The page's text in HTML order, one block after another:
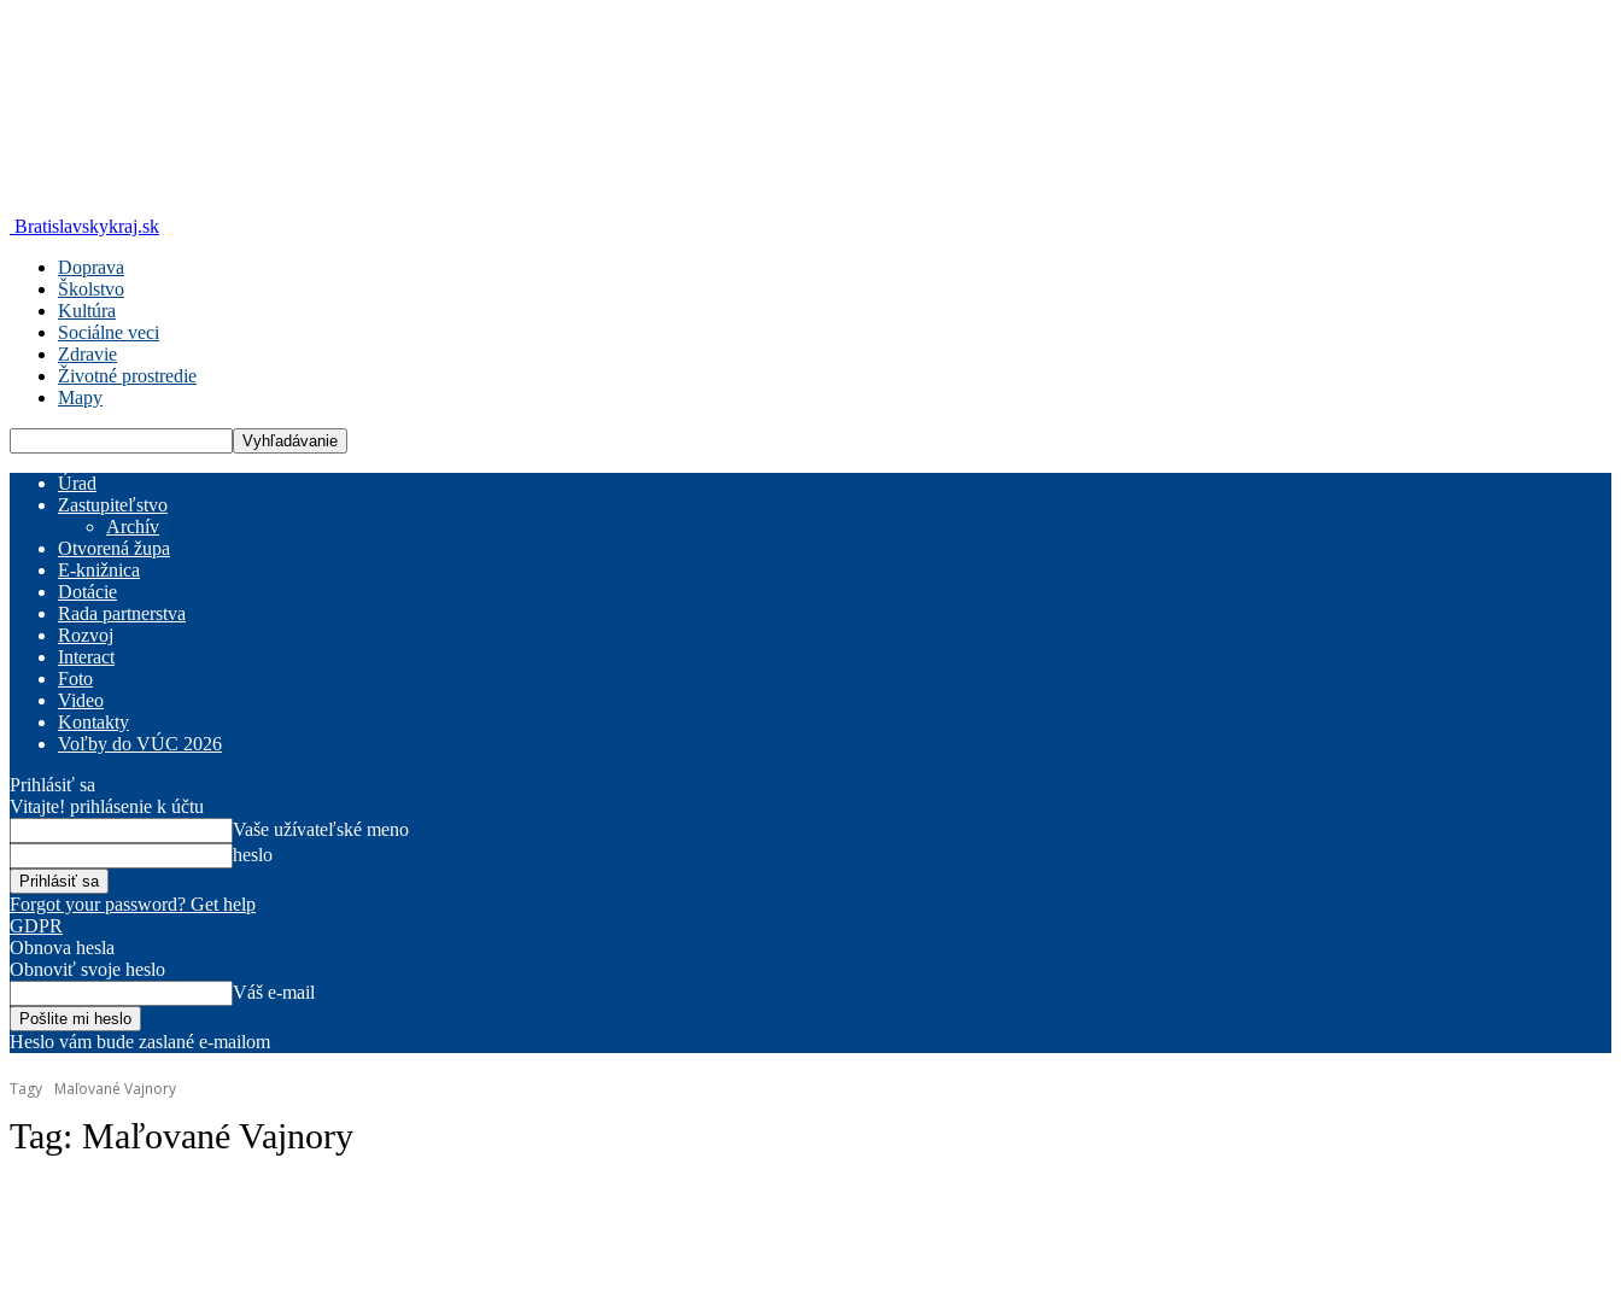
Bratislavskykraj.sk
Doprava
Školstvo
Kultúra
Sociálne veci
Zdravie
Životné prostredie
Mapy
Úrad
Zastupiteľstvo
Archív
Otvorená župa
E-knižnica
Dotácie
Rada partnerstva
Rozvoj
Interact
Foto
Video
Kontakty
Voľby do VÚC 2026
Prihlásiť sa
Vitajte! prihlásenie k účtu
Vaše užívateľské meno
heslo
Forgot your password? Get help
GDPR
Obnova hesla
Obnoviť svoje heslo
Váš e-mail
Heslo vám bude zaslané e-mailom
Tagy Maľované Vajnory
Tag: Maľované Vajnory